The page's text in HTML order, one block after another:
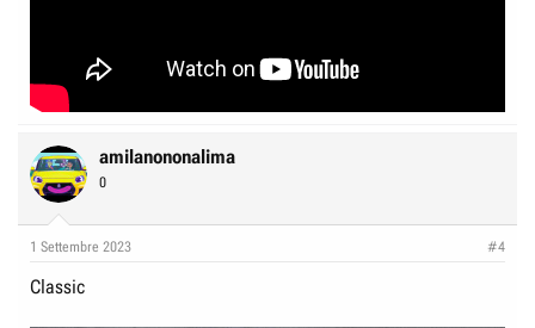
amilanononalima
0
1 Settembre 2023 #4
Classic